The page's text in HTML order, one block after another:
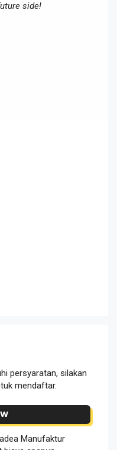
side!
persyaratan, silakan
mendaftar.
Manufaktur